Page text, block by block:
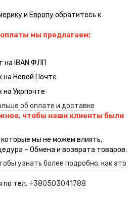
и Европуобратитесь к
мы предлагаем:
на IBAN ФЛП
Новой Почте
Укрпочте
об оплате и доставке
чтобы наши клиенты были
мы не можем влиять,
– Обмена и возврата товаров.
узнать более подробно, как это
по тел. +380503041788